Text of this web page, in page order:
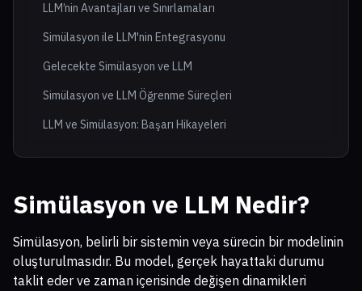
LLM’nin Avantajları ve Sınırlamaları
Simülasyon ile LLM'nin Entegrasyonu
Gelecekte Simülasyon ve LLM
Simülasyon ve LLM Öğrenme Süreçleri
LLM ve Simülasyon: Başarı Hikayeleri
Simülasyon ve LLM Nedir?
Simülasyon, belirli bir sistemin veya sürecin bir modelinin
oluşturulmasıdır. Bu model, gerçek hayattaki durumu
taklit eder ve zaman içerisinde değişen dinamikleri